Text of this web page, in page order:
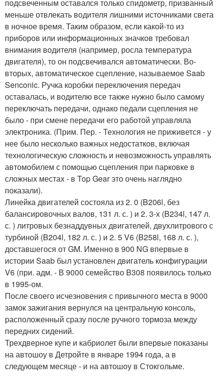
подсвеченным оставался только спидометр, призванный
меньше отвлекать водителя лишними источниками света
в ночное время. Таким образом, если какой-то из
приборов или информационных значков требовал
внимания водителя (например, росла температура
двигателя), то он подсвечивался автоматически. Во-
вторых, автоматическое сцепление, называемое Saab
Senconic. Ручка коробки переключения передач
оставалась, и водителю все также нужно было самому
переключать передачи, однако педали сцепления не
было - при смене передачи его работой управляла
электроника. (Прим. Пер. - Технология не приживется - у
нее было несколько важных недостатков, включая
технологическую сложность и невозможность управлять
автомобилем с помощью сцепления при парковке в
сложных местах - в Top Gear это очень наглядно
показали).
Линейка двигателей состояла из 2. 0 (B206l, без
балансировочных валов, 131 л. с. ) и 2. 3-х (B234l, 147 л.
с. ) литровых безнаддувных двигателей, двухлитрового с
турбиной (B204l, 182 л. с. ) и 2. 5 V6 (B258l, 168 л. с. ),
доставшегося от GM. Именно в 900 NG впервые в
истории Saab был установлен двигатель конфигурации
V6 (при. адм. - В 9000 семейство B308 появилось только
в 1995-ом.
После своего исчезновения с привычного места в 9000
замок зажигания вернулся на центральную консоль,
расположенный сразу после ручного тормоза между
передних сидений.
Трехдверное купе и кабриолет были впервые показаны
на автошоу в Детройте в январе 1994 года, а в
следующем месяце - и на автошоу в Стокгольме.